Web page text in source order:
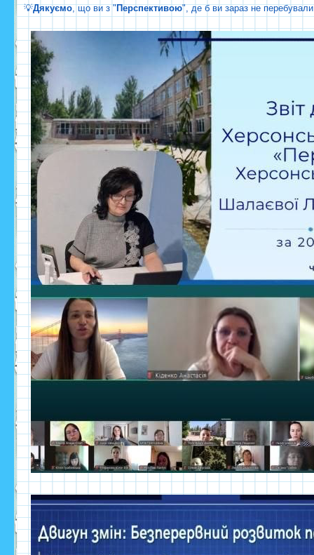
💡Дякуємо, що ви з "Перспективою", де б ви зараз не